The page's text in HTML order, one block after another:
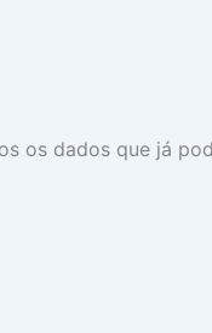
os dados que já